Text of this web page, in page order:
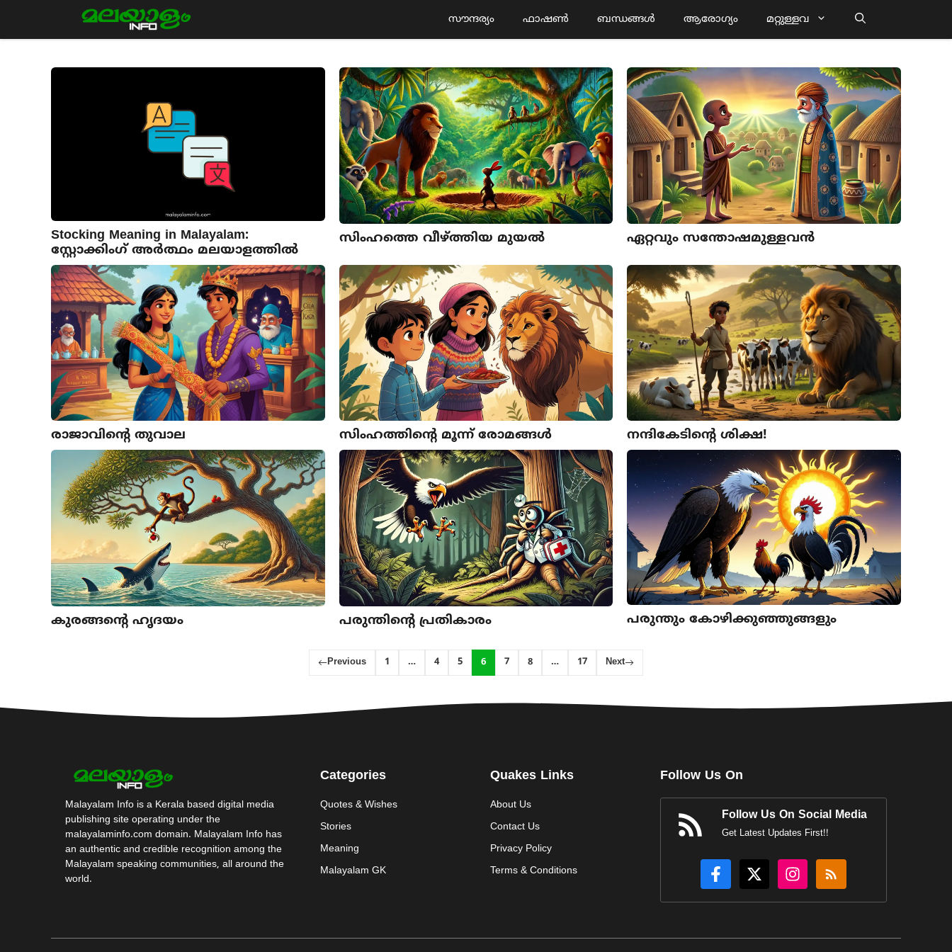
content
സൗന്ദര്യം ഫാഷൺ ബന്ധങ്ങൾ ആരോഗ്യം മറ്റുള്ളവ
Stocking Meaning in Malayalam:
സ്റ്റോക്കിംഗ് അർത്ഥം മലയാളത്തിൽ
സിംഹത്തെ വീഴ്ത്തിയ മുയല്‍ ഏറ്റവും സന്തോഷമുള്ളവൻ
രാജാവിന്റെ തുവാല സിംഹത്തിന്റെ മൂന്ന്‌ രോമങ്ങള്‍ നന്ദികേടിന്റെ ശിക്ഷ!
കുരങ്ങന്റെ ഹൃദയം പരുന്തിന്റെ പ്രതികാരം പരുന്തും കോഴിക്കുഞ്ഞുങ്ങളും
Previous 1 … 4 5 6 7 8 … 17 Next
Malayalam Info is a Kerala based digital media
publishing site operating under the
malayalaminfo.com domain. Malayalam Info has
an authentic and credible recognition among the
Malayalam speaking communities, all around the
world.
Categories
Quotes & Wishes
Stories
Meaning
Malayalam GK
Quakes Links
About Us
Contact Us
Privacy Policy
Terms & Conditions
Follow Us On
Follow Us On Social Media
Get Latest Updates First!!